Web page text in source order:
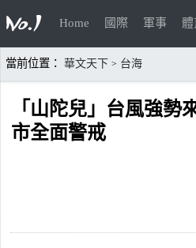
Home 國際 軍事 體
當前位置： 華文天下 > 台海
「山陀兒」台風強勢
市全面警戒